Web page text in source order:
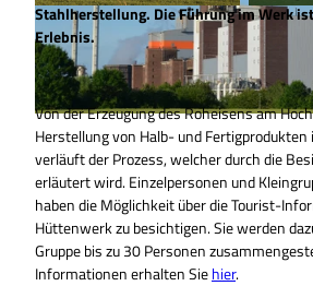
© Tourist-Information Salzgitter c/o Wirtschafts- und
© Tourist-Information Salzgitter | CC-BY
© Tourist-
s- und
Stahlherstellung. Die Führung im Werk
Erlebnis.
Von der Erzeugung des Roheisens am
Herstellung von Halb- und
verläuft der Prozess, welcher durch die
erläutert wird. Einzelpersonen und
haben die Möglichkeit über die Tourist-
Hüttenwerk zu besichtigen. Sie werden
Gruppe bis zu 30 Personen
Informationen erhalten Siehier.